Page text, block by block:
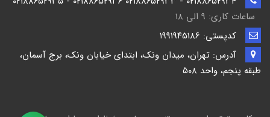
ساعات کاری: ۹ الی ۱۸
کدپستی: ۱۹۹۱۹۴5186
آدرس: تهران، میدان ونک، ابتدای خیابان ونک، برج آسمان،
طبقه پنجم، واحد ۵۰۸